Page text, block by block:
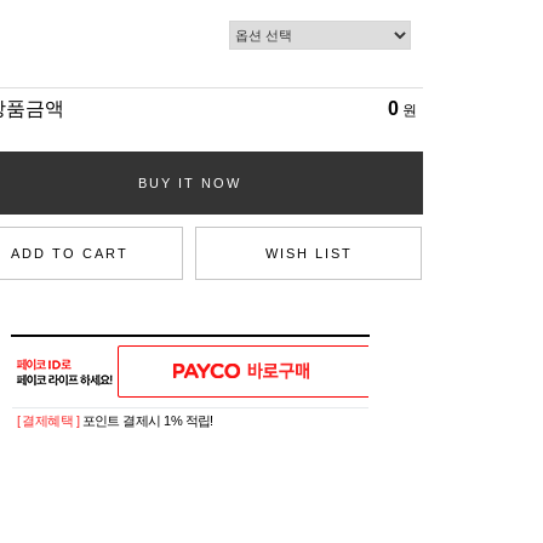
품금액 0 원
BUY IT NOW
ADD TO CART WISH LIST
[ 결제혜택 ] 포인트 결제시 1% 적립!